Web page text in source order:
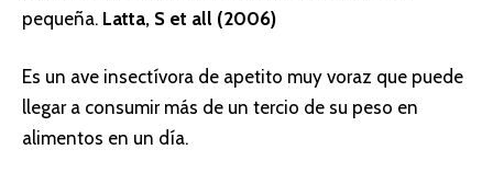
pequeña. Latta, S et all (2006)
Es un ave insectívora de apetito muy voraz que puede
llegar a consumir más de un tercio de su peso en
alimentos en un día.